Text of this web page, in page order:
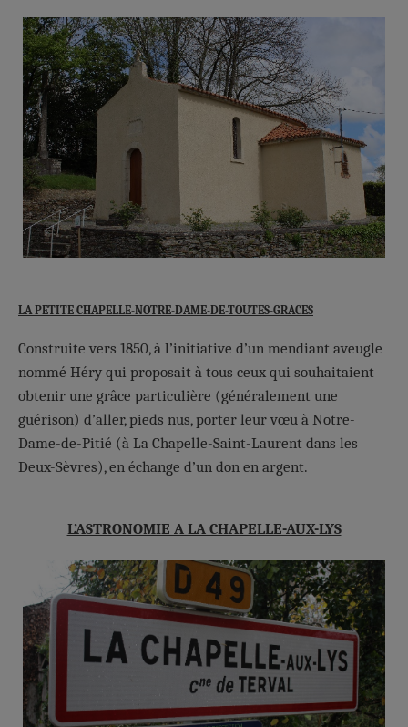
LA PETITE CHAPELLE-NOTRE-DAME-DE-TOUTES-GRACES
Construite vers 1850, à l’initiative d’un mendiant aveugle
nommé Héry qui proposait à tous ceux qui souhaitaient
obtenir une grâce particulière (généralement une
guérison) d’aller, pieds nus, porter leur vœu à Notre-
Dame-de-Pitié (à La Chapelle-Saint-Laurent dans les
Deux-Sèvres), en échange d’un don en argent.
L’ASTRONOMIE A LA CHAPELLE-AUX-LYS